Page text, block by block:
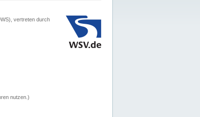
vertreten durch
nutzen.)